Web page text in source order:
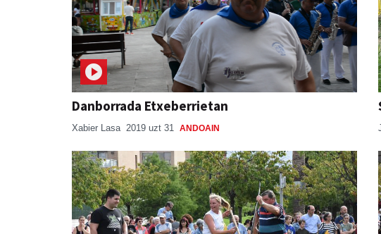
Danborrada Etxeberrietan
Xabier Lasa 2019 uzt 31 ANDOAIN